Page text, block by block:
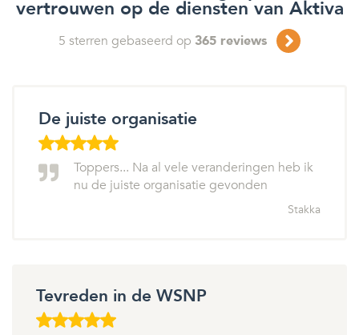
vertrouwen op de diensten van Aktiva
5 sterren gebaseerd op 365 reviews
De juiste organisatie
Toppers... Na al vele veranderingen heb ik
nu de juiste organisatie gevonden
Stakka
Tevreden in de WSNP